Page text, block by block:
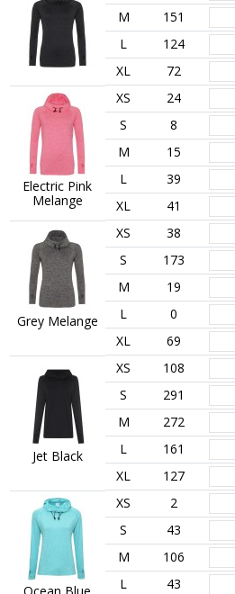
M
151
L
124
XL
72
Electric Pink
Melange
XS 24
S
8
M
15
L
39
XL
41
Grey Melange
XS 38
S
173
M
19
L
0
XL
69
Jet Black
XS 108
S
291
M
272
L
161
XL
127
XS 2
S
43
M
106
L
43